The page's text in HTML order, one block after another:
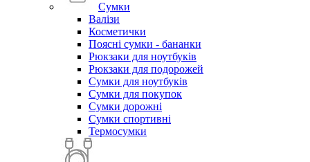
Сумки
Валізи
Косметички
Поясні сумки - бананки
Рюкзаки для ноутбуків
Рюкзаки для подорожей
Сумки для ноутбуків
Сумки для покупок
Сумки дорожні
Сумки спортивні
Термосумки